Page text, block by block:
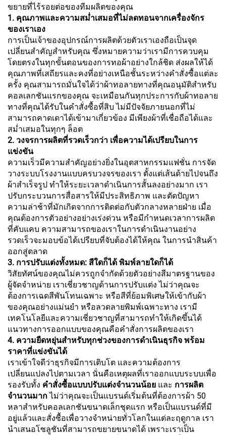
ขยายที่ไร้รอยต่อของทีมผลิตของคุณ
1. คุณภาพและความสม่ำเสมอที่ไม่ลดทอนจากเครื่องจักร
ของเราเอง
การเป็นเจ้าของอุปกรณ์การผลิตด้วยตัวเราเองถือเป็นจุด
เปลี่ยนสำคัญสำหรับคุณ ซึ่งหมายความว่าเรามีการควบคุม
โดยตรงในทุกขั้นตอนของการทอผ้าอย่างใกล้ชิด ส่งผลให้ได้
คุณภาพที่เสถียรและคงที่อย่างเหนือชั้นระหว่างคำสั่งซื้อแต่ละ
ครั้ง คุณสามารถมั่นใจได้ว่าผ้าทอลายทางที่คุณอนุมัติสำหรับ
คอลเลกชันแรกของคุณ จะเหมือนกันทุกประการกับผ้าทอลาย
ทางที่คุณได้รับในคำสั่งซื้อที่สิบ ไม่มีปัจจัยภายนอกที่ไม่
สามารถคาดเดาได้เข้ามาเกี่ยวข้อง มีเพียงผ้าที่เชื่อถือได้และ
สม่ำเสมอในทุกๆ ล็อต
2. วงจรการผลิตที่รวดเร็วกว่า เพื่อความได้เปรียบในการ
แข่งขัน
ความเร็วมีความสำคัญอย่างยิ่งในอุตสาหกรรมแฟชั่น การจัด
วางระบบโรงงานแบบครบวงจรของเรา ตั้งแต่เส้นด้ายไปจนถึง
ผ้าสำเร็จรูป ทำให้ระยะเวลาดำเนินการสั้นลงอย่างมาก เรา
ปรับกระบวนการสื่อสารให้มีประสิทธิภาพ และตัดปัญหา
ความล่าช้าที่มักเกิดจากการติดต่อกับตัวกลางหลายฝ่าย เมื่อ
คุณต้องการตัวอย่างอย่างเร่งด่วน หรือมีกำหนดเวลาการผลิต
ที่คับแคบ ความสามารถของเราในการดำเนินงานอย่าง
รวดเร็วจะมอบข้อได้เปรียบที่จับต้องได้ให้คุณ ในการนำสินค้า
ออกสู่ตลาด
3. การปรับแต่งทั้งหมด: สีใดก็ได้ พิมพ์ลายใดก็ได้
วิสัยทัศน์ของคุณไม่ควรถูกจำกัดด้วยตัวอย่างสีมาตรฐานของ
ผู้จัดจำหน่าย เราเชี่ยวชาญด้านการปรับแต่ง ไม่ว่าคุณจะ
ต้องการเฉดสีพันโทนเฉพาะ หรือสีที่ย้อมพิเศษให้เข้ากับผ้า
ของคุณอย่างแม่นยำ หรือลวดลายพิมพ์เฉพาะทาง เรามี
เทคโนโลยีและความเชี่ยวชาญที่สามารถทำให้เกิดขึ้นได้
แนวทางการออกแบบของคุณคือคำสั่งการผลิตของเรา
4. ความยืดหยุ่นสำหรับทุกช่วงของการดำเนินธุรกิจ พร้อม
ราคาที่แข่งขันได้
เราเข้าใจดีว่าธุรกิจมีการเติบโต และความต้องการ
เปลี่ยนแปลงไปตามเวลา นั่นคือเหตุผลที่เราออกแบบระบบเพื่อ
รองรับทั้ง คำสั่งซื้อแบบปรับแต่งจำนวนน้อย และ การผลิต
จำนวนมากไม่ว่าคุณจะเป็นแบรนด์เริ่มต้นที่ต้องการผ้า 50
หลาสำหรับคอลเลกชันขนาดเล็กชุดแรก หรือเป็นแบรนด์ที่มี
อยู่แล้วและสั่งซื้อเพื่อวางจำหน่ายทั่วโลกในแต่ละฤดูกาล เรา
นำเสนอโซลูชันที่สามารถขยายขนาดได้ เพราะเราเป็น